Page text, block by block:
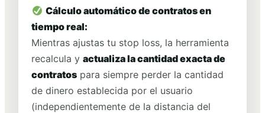
Cálculo automático de contratos en
tiempo real:
Mientras ajustas tu stop loss, la herramienta
recalcula yactualiza la cantidad exacta de
contratos para siempre perder la cantidad
de dinero establecida por el usuario
(independientemente de la distancia del